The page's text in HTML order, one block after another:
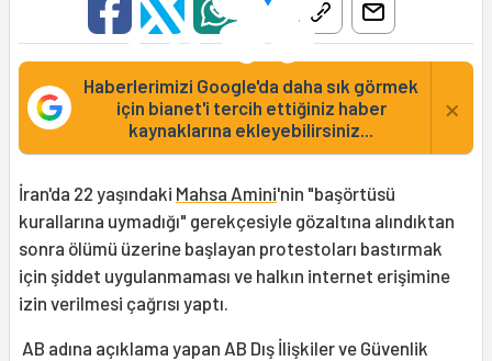
Haberlerimizi Google'da daha sık görmek
için bianet'i tercih ettiğiniz haber
kaynaklarına ekleyebilirsiniz...
×
İran'da 22 yaşındaki Mahsa Amini'nin "başörtüsü
kurallarına uymadığı" gerekçesiyle gözaltına alındıktan
sonra ölümü üzerine başlayan protestoları bastırmak
için şiddet uygulanmaması ve halkın internet erişimine
izin verilmesi çağrısı yaptı.
AB adına açıklama yapan AB Dış İlişkiler ve Güvenlik